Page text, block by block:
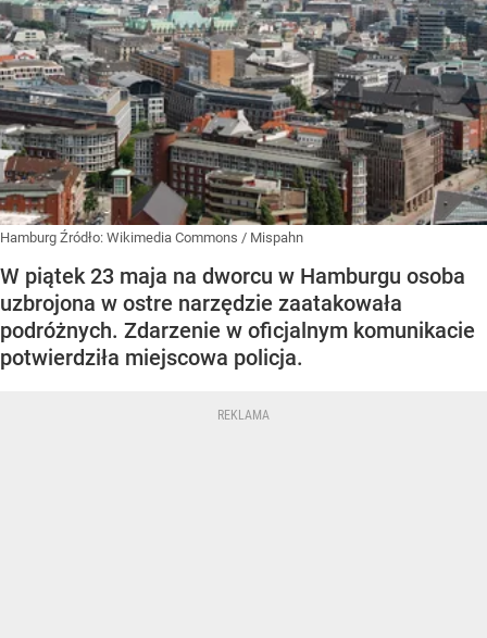
Hamburg Źródło: Wikimedia Commons / Mispahn
W piątek 23 maja na dworcu w Hamburgu osoba
uzbrojona w ostre narzędzie zaatakowała
podróżnych. Zdarzenie w oficjalnym komunikacie
potwierdziła miejscowa policja.